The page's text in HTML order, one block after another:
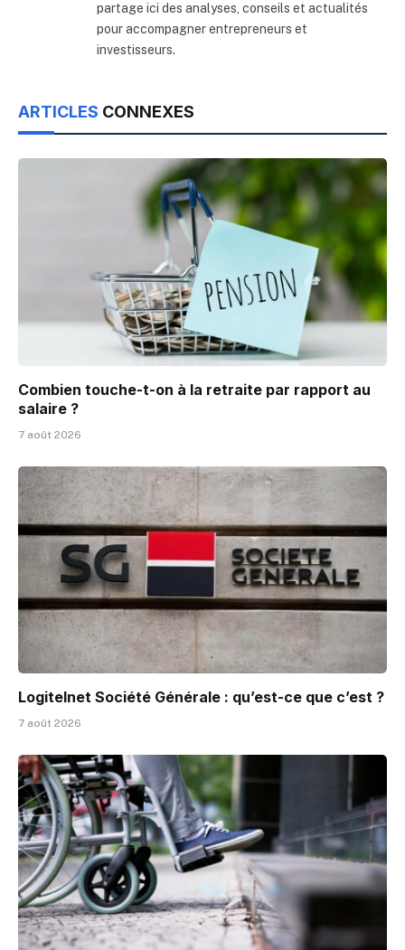
partage ici des analyses, conseils et actualités
pour accompagner entrepreneurs et
investisseurs.
ARTICLES CONNEXES
Combien touche-t-on à la retraite par rapport au
salaire ?
7 août 2026
Logitelnet Société Générale : qu’est-ce que c’est ?
7 août 2026